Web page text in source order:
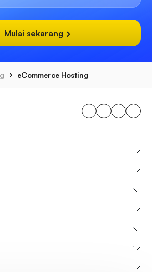
Mulai sekarang
eCommerce Hosting